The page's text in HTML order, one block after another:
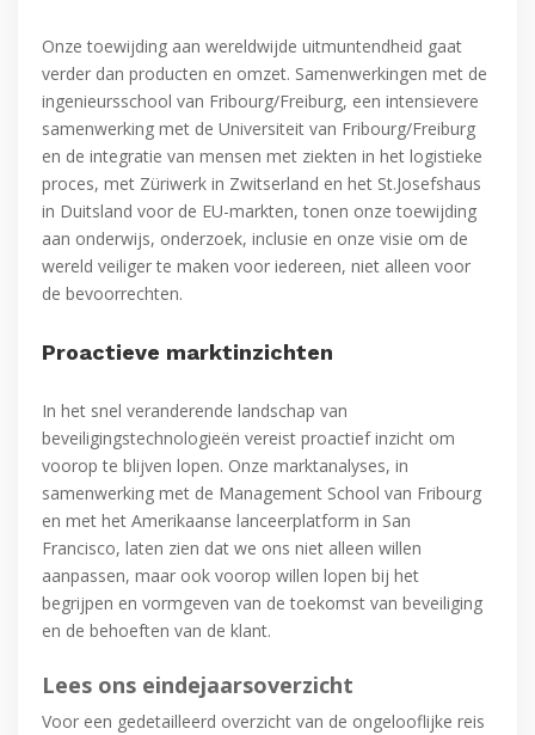
Onze toewijding aan wereldwijde uitmuntendheid gaat
verder dan producten en omzet. Samenwerkingen met de
ingenieursschool van Fribourg/Freiburg, een intensievere
samenwerking met de Universiteit van Fribourg/Freiburg
en de integratie van mensen met ziekten in het logistieke
proces, met Züriwerk in Zwitserland en het St.Josefshaus
in Duitsland voor de EU-markten, tonen onze toewijding
aan onderwijs, onderzoek, inclusie en onze visie om de
wereld veiliger te maken voor iedereen, niet alleen voor
de bevoorrechten.
Proactieve marktinzichten
In het snel veranderende landschap van
beveiligingstechnologieën vereist proactief inzicht om
voorop te blijven lopen. Onze marktanalyses, in
samenwerking met de Management School van Fribourg
en met het Amerikaanse lanceerplatform in San
Francisco, laten zien dat we ons niet alleen willen
aanpassen, maar ook voorop willen lopen bij het
begrijpen en vormgeven van de toekomst van beveiliging
en de behoeften van de klant.
Lees ons eindejaarsoverzicht
Voor een gedetailleerd overzicht van de ongelooflijke reis